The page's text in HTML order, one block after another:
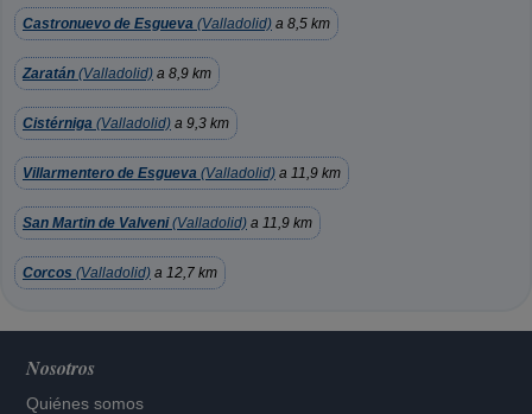
Castronuevo de Esgueva (Valladolid) a 8,5 km
Zaratán (Valladolid) a 8,9 km
Cistérniga (Valladolid) a 9,3 km
Villarmentero de Esgueva (Valladolid) a 11,9 km
San Martin de Valveni(Valladolid) a 11,9 km
Corcos (Valladolid) a 12,7 km
Nosotros
Quiénes somos